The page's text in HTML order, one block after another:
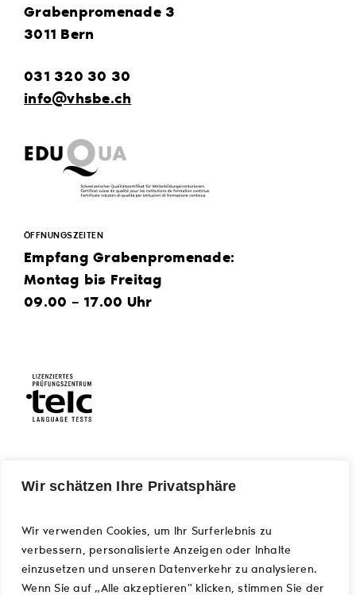
Wir schätzen Ihre Privatsphäre
Wir verwenden Cookies, um Ihr Surferlebnis zu
verbessern, personalisierte Anzeigen oder Inhalte
einzusetzen und unseren Datenverkehr zu analysieren.
Wenn Sie auf „Alle akzeptieren" klicken, stimmen Sie der
Grabenpromenade 3
3011 Bern
031 320 30 30
info@vhsbe.ch
ÖFFNUNGSZEITEN
Empfang Grabenpromenade:
Montag bis Freitag
09.00 – 17.00 Uhr
Kursleitende
Newsletter abonnieren